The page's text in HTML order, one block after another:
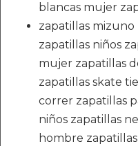
blancas mujer
zapatillas
zapatillas niños
mujer zapatillas
zapatillas skate
correr zapatillas
niños zapatillas
hombre